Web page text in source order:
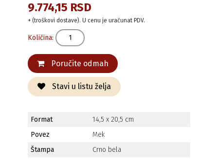
9.774,15 RSD
+ (troškovi dostave). U cenu je uračunat PDV.
Količina:
Poručite odmah
Stavi u listu želja
Format
14,5 x 20,5 cm
Povez
Mek
Štampa
Crno bela